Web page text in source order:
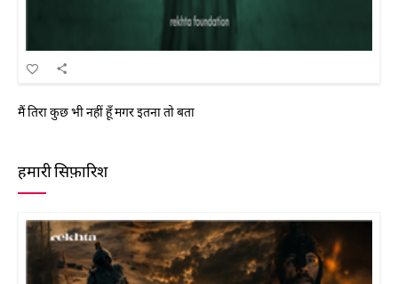
मैं तिरा कुछ भी नहीं हूँ मगर इतना तो बता
हमारी सिफ़ारिश